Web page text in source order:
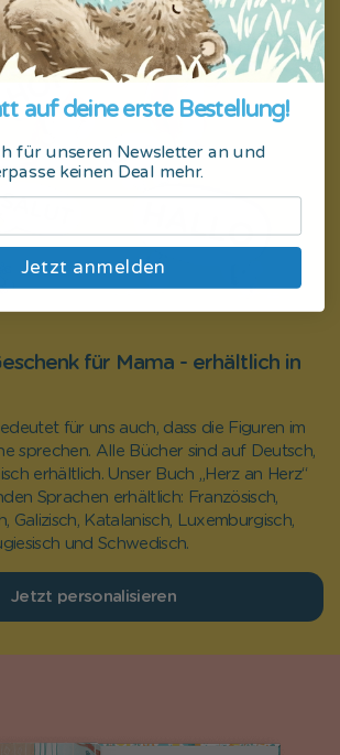
für Mama - erhältlich in
für uns auch, dass die Figuren im
sprechen. Alle Bücher sind auf Deutsch,
erhältlich. Unser Buch „Herz an Herz“
Sprachen erhältlich: Französisch,
Galizisch, Katalanisch, Luxemburgisch,
und Schwedisch.
Jetzt personalisieren
auf deine erste Bestellung!
für unseren Newsletter an und
keinen Deal mehr.
Jetzt anmelden